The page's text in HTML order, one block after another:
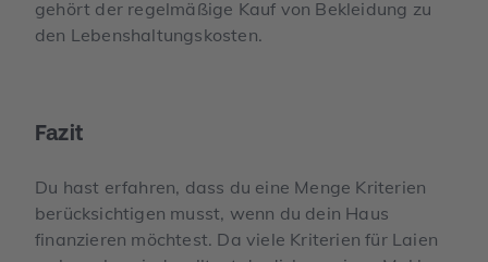
gehört der regelmäßige Kauf von Bekleidung zu
den Lebenshaltungskosten.
Fazit
Du hast erfahren, dass du eine Menge Kriterien
berücksichtigen musst, wenn du dein Haus
finanzieren möchtest. Da viele Kriterien für Laien